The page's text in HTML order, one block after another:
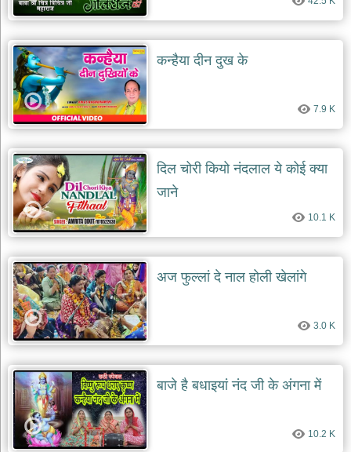
कन्हैया दीन दुख के
7.9 K
दिल चोरी कियो नंदलाल ये कोई क्या
जाने
10.1 K
अज फुल्लां दे नाल होली खेलांगे
3.0 K
बाजे है बधाइयां नंद जी के अंगना में
10.2 K